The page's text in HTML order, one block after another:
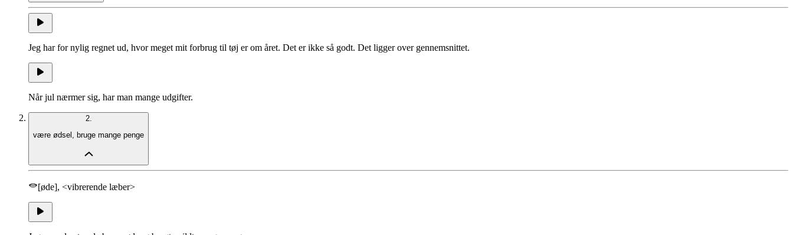
Jeg har for nylig regnet ud, hvor meget mit forbrug til tøj er om året. Det er ikke så godt. Det ligger over gennemsnittet.
Når jul nærmer sig, har man mange udgifter.
2.
være ødsel
bruge mange penge
[øde], <vibrerende læber>